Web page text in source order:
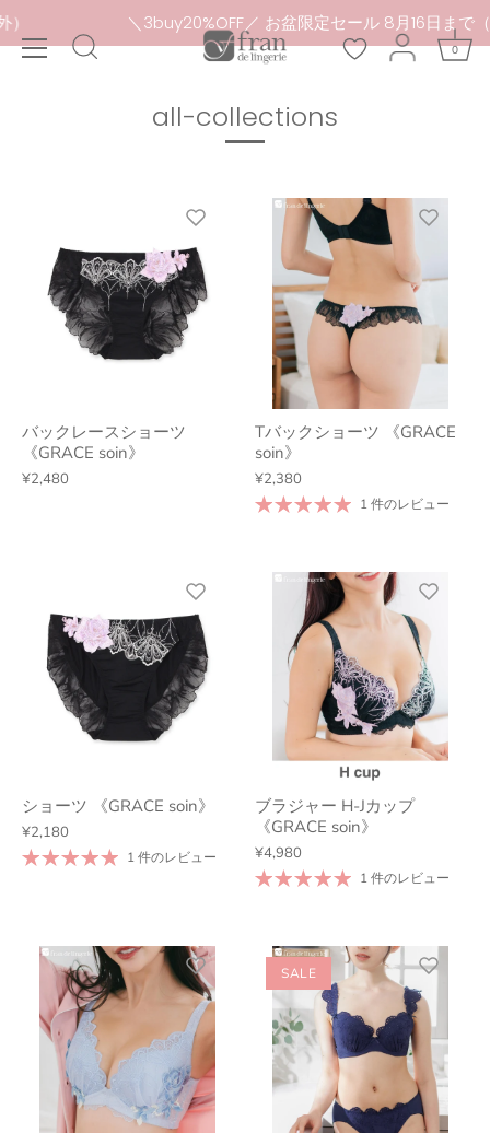
本
文
／ お盆限定セール 8月16日まで（セール品
0
all-collections
バックレースショーツ
《GRACE soin》
¥2,480
Tバックショーツ 《GRACE
soin》
¥2,380
1 件のレビュー
ショーツ 《GRACE soin》
¥2,180
1 件のレビュー
ブラジャー H-Jカップ
《GRACE soin》
¥4,980
1 件のレビュー
SALE